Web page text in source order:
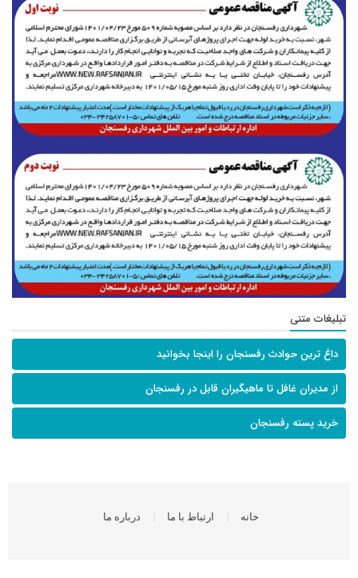
تبلیغات متنی
داغ ترین حوادث رفسنجان را اینجا بخوانید
از مدیران غافل تا ماهیگیران قابل در رفسنجان
خرید پسته رفسنجان
خانه ارتباط با ما درباره ما